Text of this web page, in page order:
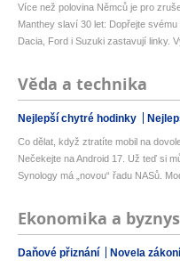
Více než polovina Němců je pro
Manthey slaví 30 let: Dopřejte
Dacia, Ford i Suzuki zastavují linky.
Věda a technika
Nejlepší chytré hodinky
Co dělat, když ztratíte mobil na
Nečekejte na Android 17. Už teď si
Synology má „novou“ řadu NASů.
Ekonomika a byznys
Daňové přiznání Novela